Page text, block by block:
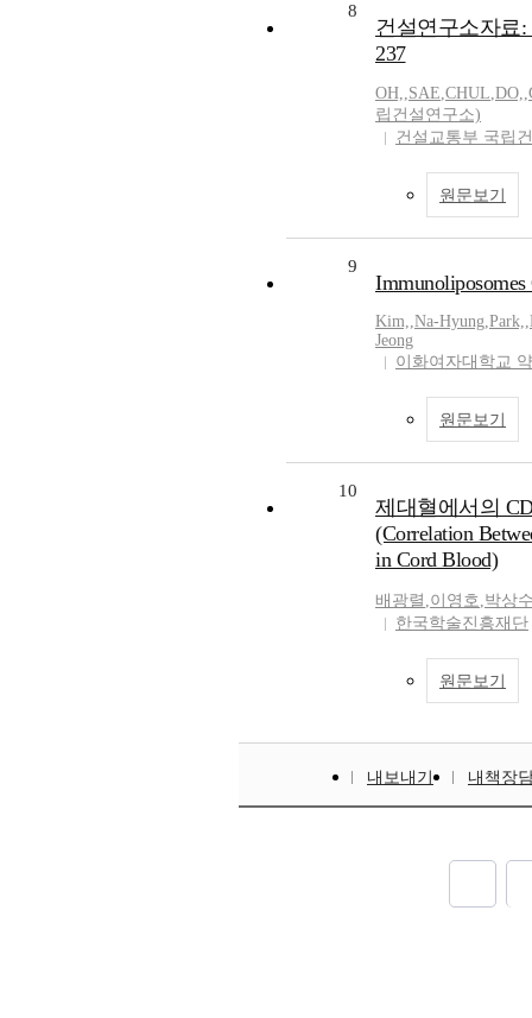
8
건설연구소자료:
237
OH,,SAE,CHUL,DO,,
립건설연구소)
건설교통부 국립
원문보기
9
Kim,,Na-Hyung,Park,,
Jeong
이화여자대학교
원문보기
10
제대혈에서의
(Correlation
in Cord Blood)
배광렬 ,이영호,박상
한국학술진흥재단
원문보기
내보내기 내책장